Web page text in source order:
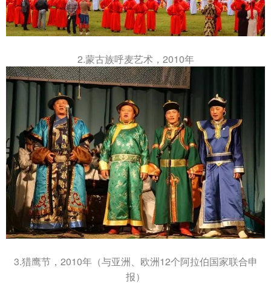
2.蒙古族呼麦艺术，2010年
3.猎鹰节，2010年（与亚洲、欧洲12个阿拉伯国家联合申
报）